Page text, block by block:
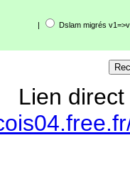
| Dslam migrés
Lien